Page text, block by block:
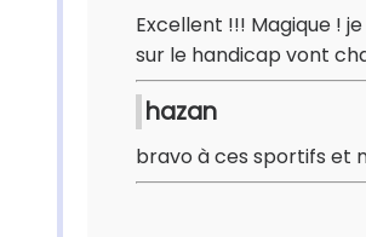
Excellent !!! Magique !
sur le handicap vont
hazan
bravo à ces sportifs et